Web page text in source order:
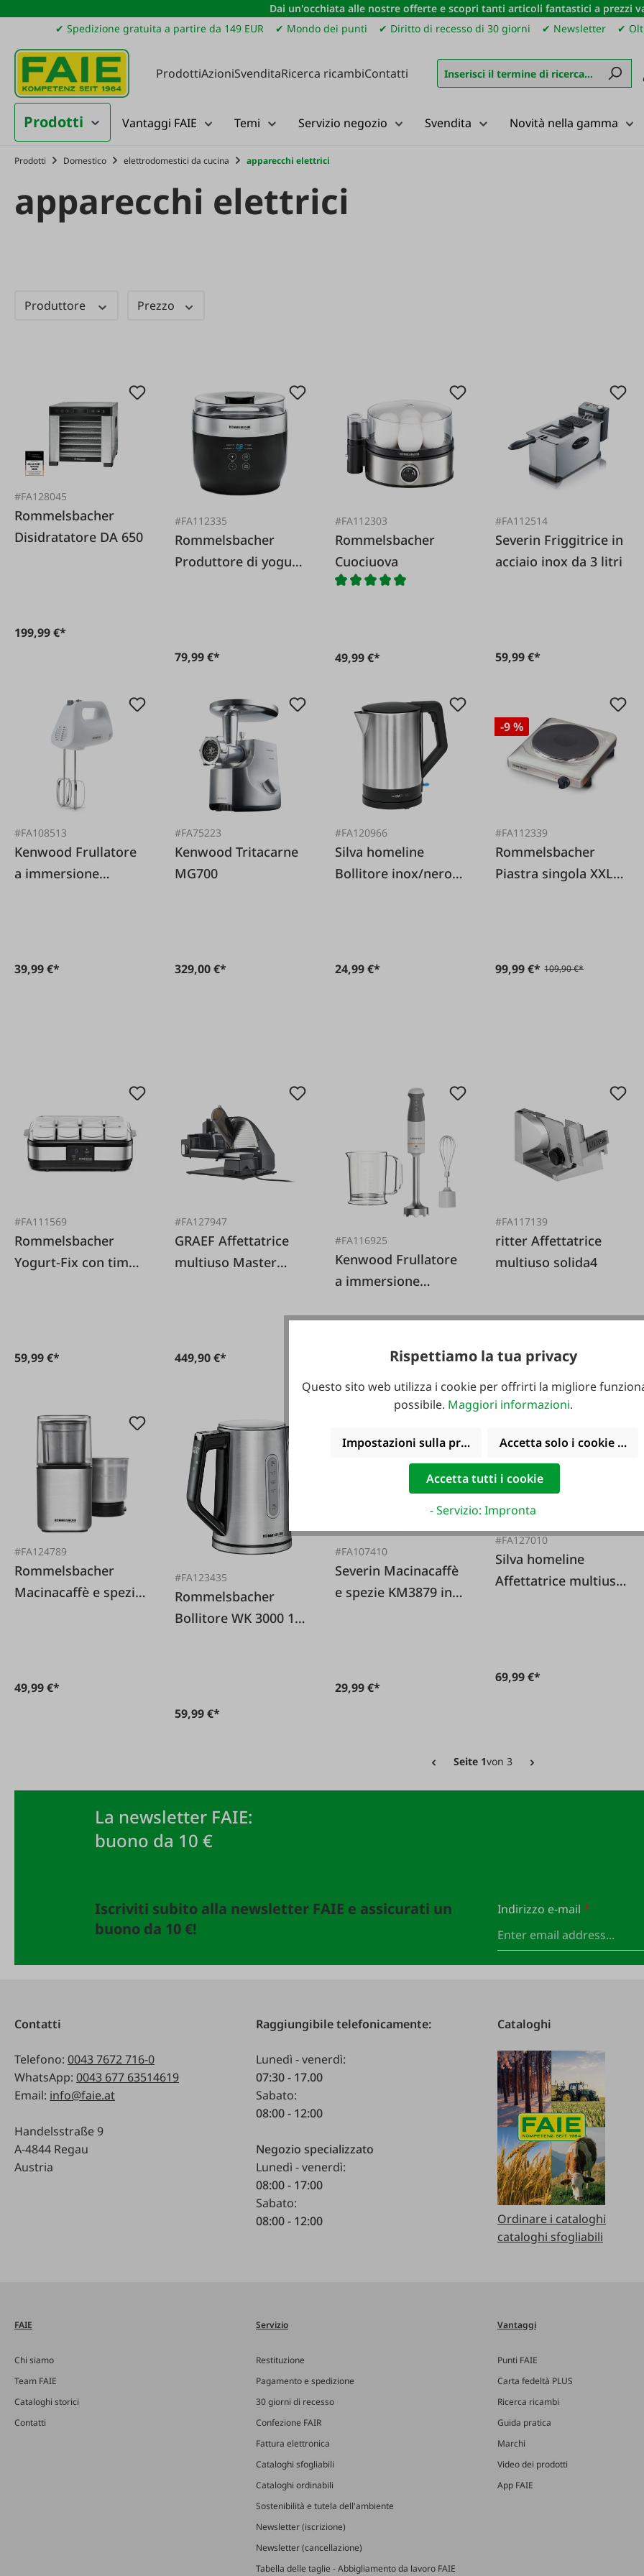
al contenuto principale
Salta alla ricerca
Passa alla navigazione principale
Dai un'occhiata alle nostre offerte e scopri tanti articoli fantastici a prezzi
✔ Spedizione gratuita a partire da 149 EUR
✔ Mondo dei punti ✔ Diritto di recesso di 30 giorni ✔ Newsletter ✔
ProdottiAzioniSvenditaRicerca ricambiContatti
Prodotti Vantaggi FAIE Temi Servizio negozio Svendita Novità nella gamma
Prodotti Domestico elettrodomestici da cucina apparecchi elettrici
apparecchi elettrici
Produttore Prezzo
#FA128045
Rommelsbacher
Disidratatore DA 650
199,99 €*
#FA112335
Rommelsbacher
Produttore di yogurt
79,99 €*
#FA112303
Rommelsbacher
Cuociuova
49,99 €*
#FA112514
Severin Friggitrice in
acciaio inox da 3 litri
59,99 €*
#FA108513
Kenwood Frullatore
a immersione
39,99 €*
#FA75223
Kenwood Tritacarne
MG700
329,00 €*
#FA120966
Silva homeline
Bollitore inox/nero
24,99 €*
-9 %
#FA112339
Rommelsbacher
Piastra singola XXL
99,99 €* 109,90 €*
#FA111569
Rommelsbacher
Yogurt-Fix con timer
59,99 €*
#FA127947
GRAEF Affettatrice
multiuso Master
449,90 €*
#FA116925
Kenwood Frullatore
a immersione
HBM40.002WH
#FA117139
ritter Affettatrice
multiuso solida4
169,90 €*
#FA124789
Rommelsbacher
Macinacaffè e spezie
49,99 €*
#FA123435
Rommelsbacher
Bollitore WK 3000 1 7
59,99 €*
#FA107410
Severin Macinacaffè
e spezie KM3879 in
29,99 €*
#FA127010
Silva homeline
Affettatrice multiuso
69,99 €*
Seite 1von 3
La newsletter FAIE:
buono da 10 €
Iscriviti subito alla newsletter FAIE e assicurati un
buono da 10 €!
Indirizzo e-mail *
Contatti
Telefono: 0043 7672 716-0
WhatsApp: 0043 677 63514619
Email: info@faie.at
Handelsstraße 9
A-4844 Regau
Austria
Raggiungibile telefonicamente:
Lunedì - venerdì:
07:30 - 17.00
Sabato:
08:00 - 12:00
Negozio specializzato
Lunedì - venerdì:
08:00 - 17:00
Sabato:
08:00 - 12:00
Cataloghi
Ordinare i cataloghi
cataloghi sfogliabili
FAIE
Chi siamo
Team FAIE
Cataloghi storici
Contatti
Servizio
Restituzione
Pagamento e spedizione
30 giorni di recesso
Confezione FAIR
Fattura elettronica
Cataloghi sfogliabili
Cataloghi ordinabili
Sostenibilità e tutela dell'ambiente
Newsletter (iscrizione)
Newsletter (cancellazione)
Tabella delle taglie - Abbigliamento da lavoro FAIE
Vantaggi
Punti FAIE
Carta fedeltà PLUS
Ricerca ricambi
Guida pratica
Marchi
Video dei prodotti
App FAIE
Rispettiamo la tua privacy
Questo sito web utilizza i cookie per offrirti la migliore
possibile. Maggiori informazioni.
Impostazioni sulla privacy Accetta solo i cookie
Accetta tutti i cookie
- Servizio: Impronta